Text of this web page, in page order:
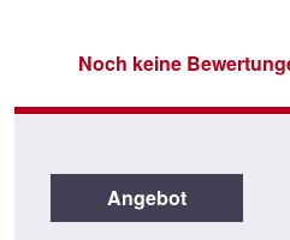
Noch keine
Angebot